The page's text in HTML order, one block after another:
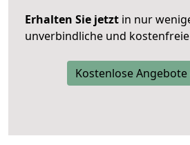
Erhalten Sie jetzt in nur
unverbindliche und
Kostenlose